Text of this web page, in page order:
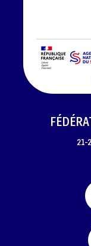
21-